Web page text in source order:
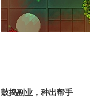
鼓捣副业，种出帮手